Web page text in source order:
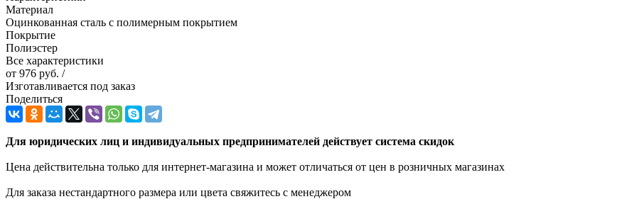
Материал
Оцинкованная сталь с полимерным покрытием
Покрытие
Полиэстер
Все характеристики
от 976 руб. /
Изготавливается под заказ
Поделиться
Для юридических лиц и индивидуальных предпринимателей действует система скидок
Цена действительна только для интернет-магазина и может отличаться от цен в розничных магазинах
Для заказа нестандартного размера или цвета свяжитесь с менеджером